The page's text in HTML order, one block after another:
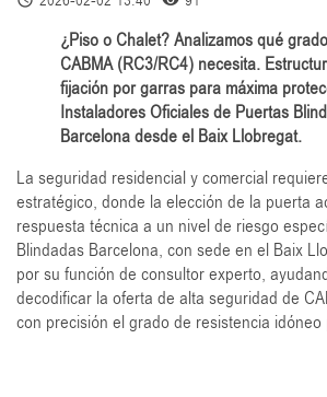
¿Piso o Chalet? Analizamos qué
CABMA (RC3/RC4) necesita.
fijación por garras para máxima
Instaladores Oficiales de Puertas
Barcelona desde el Baix Llobregat.
La seguridad residencial y comercial
estratégico, donde la elección de la puerta
respuesta técnica a un nivel de riesgo
Blindadas Barcelona, con sede en el Baix
por su función de consultor experto,
decodificar la oferta de alta seguridad de
con precisión el grado de resistencia